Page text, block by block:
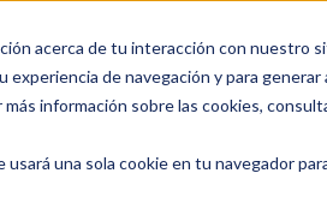
acerca de tu interacción con nuestro
de navegación y para generar
información sobre las cookies,
una sola cookie en tu navegador